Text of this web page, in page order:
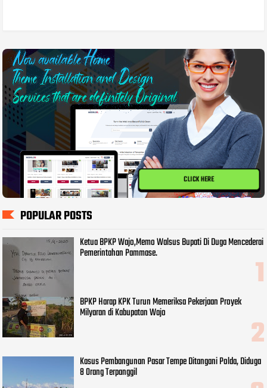
CLICK HERE
POPULAR POSTS
Ketua BPKP Wajo,Memo Walsus Bupati Di Duga Mencederai
Pemerintahan Pammase.
BPKP Harap KPK Turun Memeriksa Pekerjaan Proyek
Milyaran di Kabupatan Wajo
Kasus Pembangunan Pasar Tempe Ditangani Polda, Diduga
8 Orang Terpanggil